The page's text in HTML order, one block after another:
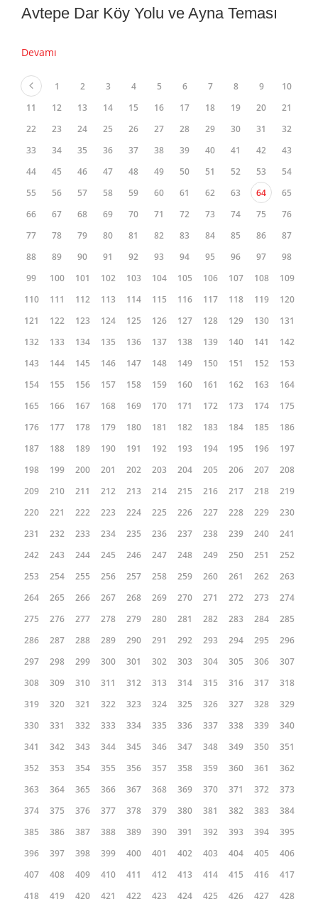
Avtepe Dar Köy Yolu ve Ayna Teması
Devamı
1 2 3 4 5 6 7 8 9
10
11
12 13 14 15 16 17 18 19 20
21
22
23 24 25 26 27 28 29 30 31
32
33
34 35 36 37 38 39 40 41 42
43
44
45 46 47 48 49 50 51 52 53
54
55
56 57 58 59 60 61 62 63 64
65
66
67 68 69 70 71 72 73 74 75
76
77
78 79 80 81 82 83 84 85 86
87
88
89 90 91 92 93 94 95 96 97
98
99
100 101 102 103 104 105 106 107 108
109
110
111 112 113 114 115 116 117 118 119
120
121
122 123 124 125 126 127 128 129 130
131
132
133 134 135 136 137 138 139 140 141
142
143
144 145 146 147 148 149 150 151 152
153
154
155 156 157 158 159 160 161 162 163
164
165
166 167 168 169 170 171 172 173 174
175
176
177 178 179 180 181 182 183 184 185
186
187
188 189 190 191 192 193 194 195 196
197
198
199 200 201 202 203 204 205 206 207
208
209
210 211 212 213 214 215 216 217 218
219
220
221 222 223 224 225 226 227 228 229
230
231
232 233 234 235 236 237 238 239 240
241
242
243 244 245 246 247 248 249 250 251
252
253
254 255 256 257 258 259 260 261 262
263
264
265 266 267 268 269 270 271 272 273
274
275
276 277 278 279 280 281 282 283 284
285
286
287 288 289 290 291 292 293 294 295
296
297
298 299 300 301 302 303 304 305 306
307
308
309 310 311 312 313 314 315 316 317
318
319
320 321 322 323 324 325 326 327 328
329
330
331 332 333 334 335 336 337 338 339
340
341
342 343 344 345 346 347 348 349 350
351
352
353 354 355 356 357 358 359 360 361
362
363
364 365 366 367 368 369 370 371 372
373
374
375 376 377 378 379 380 381 382 383
384
385
386 387 388 389 390 391 392 393 394
395
396
397 398 399 400 401 402 403 404 405
406
407
408 409 410 411 412 413 414 415 416
417
418
419 420 421 422 423 424 425 426 427 428